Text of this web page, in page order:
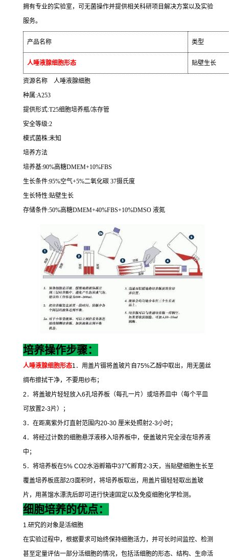
拥有专业的实验室，可无菌操作并提供相关科研项目解决方案以及实验
服务。
产品名称 类型
人唾液腺细胞形态 贴壁生长
资源名称 人唾液腺细胞
种属:A253
提供形式:T25细胞培养瓶/冻存管
安全等级:2
模式菌株:未知
培养方法
培养基:90%高糖DMEM+10%FBS
生长条件:95%空气+5%二氧化碳 37摄氏度
生长特性:贴壁生长
存储条件:50%高糖DMEM+40%FBS+10%DMSO 液氮
培养操作步骤：
人唾液腺细胞形态1 ．用盖片镊将盖玻片自75%乙醇中取出，用无菌丝
绸布擦拭干净，不要用纱布；
2 ．将盖玻片轻轻放入6孔培养板（每孔一片）或培养皿中（每个平皿
可放置2-3片）；
3．在距离紫外灯直射范围内20-30 厘米处照射2-3小时；
4．将经过计数的细胞悬浮液移入培养板中，使盖玻片完全浸在培养液
中；
5．将培养板在5% CO2水浴孵箱中37℃孵育2-3天，当贴壁细胞生长至
覆盖培养板底部2/3面积时，将培养板取出，用盖片镊轻轻取出盖玻
片，用蒸馏水漂洗后即可进行快速固定以及免疫细胞化学检测。
细胞培养的优点：
1.研究的对象是活细胞
在实验过程中，根据要求可始终保持细胞活力，并可长时间监控、检测
甚至定量评估一部分活细胞的情况，包括活细胞的形态、结构、生命活